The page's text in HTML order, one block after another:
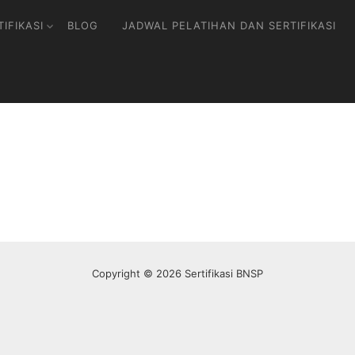
BLOG JADWAL PELATIHAN DAN SERTIFIKASI
Copyright © 2026 Sertifikasi BNSP